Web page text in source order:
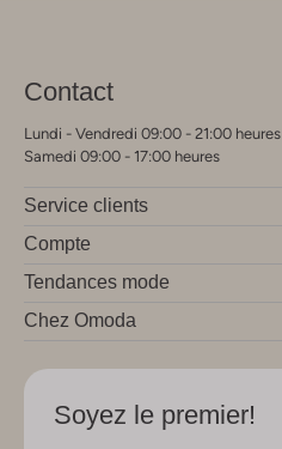
Contact
Lundi - Vendredi 09:00 - 21:00 heures
Samedi 09:00 - 17:00 heures
Service clients
Compte
Tendances mode
Chez Omoda
Soyez le premier!